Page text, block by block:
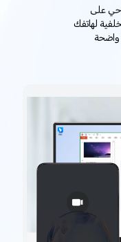
حي على
لهاتفك
واضحة